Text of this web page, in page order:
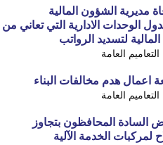
مديرية الشؤون المالية
الوحدات الادارية التي تعاني من
لتسديد الرواتب
التعاميم العامة
اعمال هدم مخالفات البناء
التعاميم العامة
المحافظون بتجاوز
الخدمة الآلية